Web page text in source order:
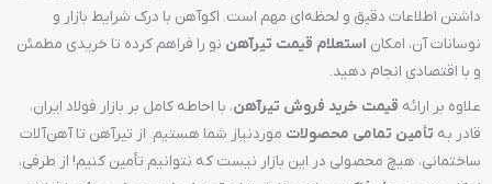
داشتن اطلاعات دقیق و لحظه‌ای مهم است. اکوآهن با درک شرایط بازار و
نوسانات آن، امکان استعلام قیمت تیرآهن نو را فراهم کرده تا خریدی مطمئن
و با اقتصادی انجام دهید.
علاوه بر ارائه قیمت خرید فروش تیرآهن، با احاطه کامل بر بازار فولاد ایران،
قادر به تأمین تمامی محصولات موردنیاز شما هستیم. از تیرآهن تا آهن‌آلات
ساختمانی، هیچ محصولی در این بازار نیست که نتوانیم تأمین کنیم! از طرفی،